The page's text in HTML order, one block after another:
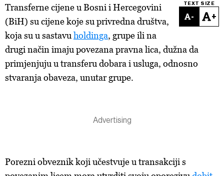
TEXT SIZE
- +
Transferne cijene u Bosni i Hercegovini
(BiH) su cijene koje su privredna društva,
koja su u sastavu holdinga, grupe ili na
drugi način imaju povezana pravna lica, dužna da
primjenjuju u transferu dobara i usluga, odnosno
stvaranja obaveza, unutar grupe.
Porezni obveznik koji učestvuje u transakciji s